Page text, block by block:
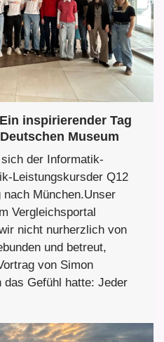
inspirierender Tag
Museum
der Informatik-
Leistungskursder Q12
München.Unser
Vergleichsportal
nicht nurherzlich von
und betreut,
von Simon
das Gefühl hatte: Jeder